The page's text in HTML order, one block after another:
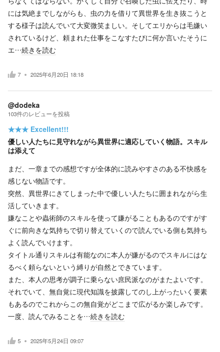
には気絶までしながらも、虫の力を借りて異世界を生き抜こうと
する様子は読んでいて大変微笑ましい。そしてエリからは毛嫌い
されているけど、頼まれた仕事をこなすたびに何か言いたそうに
エ…続きを読む
7 2025年6月20日 18:18
@dodeka
103件のレビューを投稿
★★★ Excellent!!!
優しい人たちに見守れながら異世界に適応していく物語。スキル
は添えて
まだ、一章までの感想ですが全体的に読みやすさのある不快感を
感じない物語です。
突然、異世界にきてしまった中で優しい人たちに囲まれながら生
活していきます。
嫌なことや蟲術師のスキルを使って嫌がることもあるのですがす
ぐに前向きな気持ちで切り替えていくので読んでいる側も気持ち
よく読んでいけます。
タイトル通りスキルは有能なのに本人が嫌がるのでスキルにはな
るべく頼らないという縛りが自然とできています。
また、本人の思考が調子に乗らない庶民派なのがまたよいです。
それでいて、無自覚に現代知識を披露してのし上がったいく要素
もあるのでこれからこの無自覚がどこまで広がるか楽しみです。
一度、読んでみることを…続きを読む
5 2025年5月24日 09:07